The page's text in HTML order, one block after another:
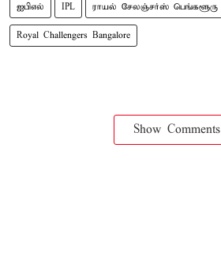
ஐபிஎல் IPL ராயல் சேலஞ்சர்ஸ் பெங்களூரு
Royal Challengers Bangalore
Show Comments